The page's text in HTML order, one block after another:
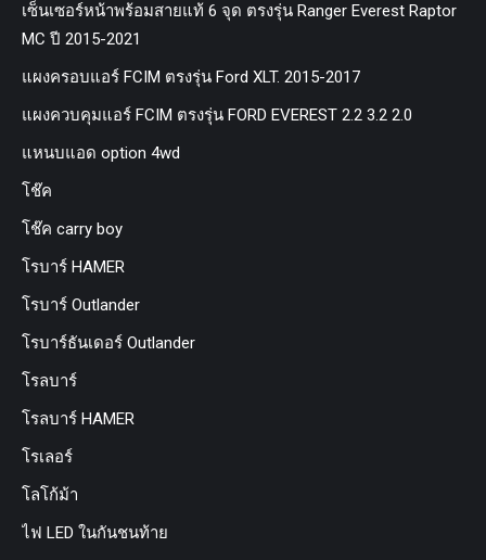
เซ็นเซอร์หน้าพร้อมสายแท้ 6 จุด ตรงรุ่น Ranger Everest Raptor
MC ปี 2015-2021
แผงครอบแอร์ FCIM ตรงรุ่น Ford XLT. 2015-2017
แผงควบคุมแอร์ FCIM ตรงรุ่น FORD EVEREST 2.2 3.2 2.0
แหนบแอด option 4wd
โช๊ค
โช๊ค carry boy
โรบาร์ HAMER
โรบาร์ Outlander
โรบาร์ธันเดอร์ Outlander
โรลบาร์
โรลบาร์ HAMER
โรเลอร์
โลโก้ม้า
ไฟ LED ในกันชนท้าย